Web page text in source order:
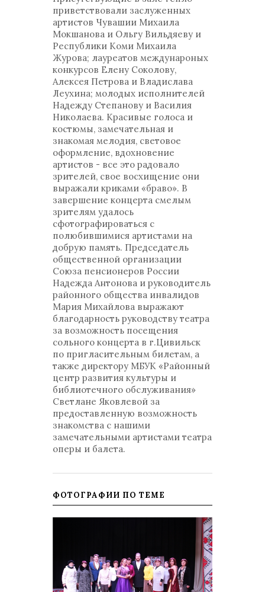
приветствовали заслуженных
артистов Чувашии Михаила
Мокшанова и Ольгу Вильдяеву и
Республики Коми Михаила
Журова; лауреатов междунароных
конкурсов Елену Соколову,
Алексея Петрова и Владислава
Леухина; молодых исполнителей
Надежду Степанову и Василия
Николаева. Красивые голоса и
костюмы, замечательная и
знакомая мелодия, световое
оформление, вдохновение
артистов - все это радовало
зрителей, свое восхищение они
выражали криками «браво». В
завершение концерта смелым
зрителям удалось
сфотографироваться с
полюбившимися артистами на
добрую память. Председатель
общественной организации
Союза пенсионеров России
Надежда Антонова и руководитель
районного общества инвалидов
Мария Михайлова выражают
благодарность руководству театра
за возможность посещения
сольного концерта в г.Цивильск
по пригласительным билетам, а
также директору МБУК «Районный
центр развития культуры и
библиотечного обслуживания»
Светлане Яковлевой за
предоставленную возможность
знакомства с нашими
замечательными артистами театра
оперы и балета.
ФОТОГРАФИИ ПО ТЕМЕ